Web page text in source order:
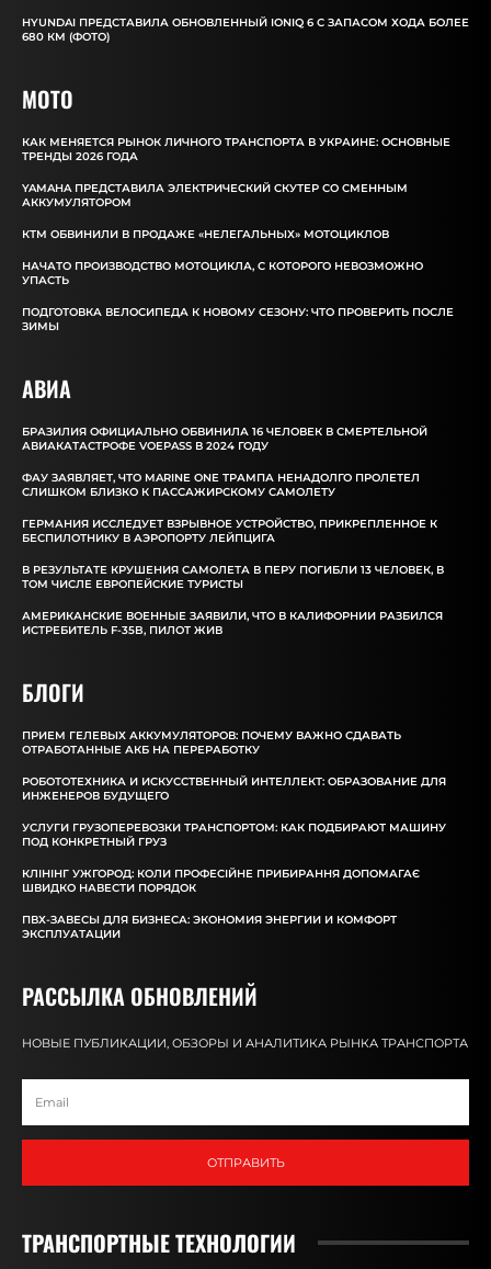
HYUNDAI ПРЕДСТАВИЛА ОБНОВЛЕННЫЙ IONIQ 6 С ЗАПАСОМ ХОДА БОЛЕЕ
680 КМ (ФОТО)
MOTO
КАК МЕНЯЕТСЯ РЫНОК ЛИЧНОГО ТРАНСПОРТА В УКРАИНЕ: ОСНОВНЫЕ
ТРЕНДЫ 2026 ГОДА
YAMAHA ПРЕДСТАВИЛА ЭЛЕКТРИЧЕСКИЙ СКУТЕР СО СМЕННЫМ
АККУМУЛЯТОРОМ
КТМ ОБВИНИЛИ В ПРОДАЖЕ «НЕЛЕГАЛЬНЫХ» МОТОЦИКЛОВ
НАЧАТО ПРОИЗВОДСТВО МОТОЦИКЛА, С КОТОРОГО НЕВОЗМОЖНО
УПАСТЬ
ПОДГОТОВКА ВЕЛОСИПЕДА К НОВОМУ СЕЗОНУ: ЧТО ПРОВЕРИТЬ ПОСЛЕ
ЗИМЫ
АВИА
БРАЗИЛИЯ ОФИЦИАЛЬНО ОБВИНИЛА 16 ЧЕЛОВЕК В СМЕРТЕЛЬНОЙ
АВИАКАТАСТРОФЕ VOEPASS В 2024 ГОДУ
ФАУ ЗАЯВЛЯЕТ, ЧТО MARINE ONE ТРАМПА НЕНАДОЛГО ПРОЛЕТЕЛ
СЛИШКОМ БЛИЗКО К ПАССАЖИРСКОМУ САМОЛЕТУ
ГЕРМАНИЯ ИССЛЕДУЕТ ВЗРЫВНОЕ УСТРОЙСТВО, ПРИКРЕПЛЕННОЕ К
БЕСПИЛОТНИКУ В АЭРОПОРТУ ЛЕЙПЦИГА
В РЕЗУЛЬТАТЕ КРУШЕНИЯ САМОЛЕТА В ПЕРУ ПОГИБЛИ 13 ЧЕЛОВЕК, В
ТОМ ЧИСЛЕ ЕВРОПЕЙСКИЕ ТУРИСТЫ
АМЕРИКАНСКИЕ ВОЕННЫЕ ЗАЯВИЛИ, ЧТО В КАЛИФОРНИИ РАЗБИЛСЯ
ИСТРЕБИТЕЛЬ F-35B, ПИЛОТ ЖИВ
БЛОГИ
ПРИЕМ ГЕЛЕВЫХ АККУМУЛЯТОРОВ: ПОЧЕМУ ВАЖНО СДАВАТЬ
ОТРАБОТАННЫЕ АКБ НА ПЕРЕРАБОТКУ
РОБОТОТЕХНИКА И ИСКУССТВЕННЫЙ ИНТЕЛЛЕКТ: ОБРАЗОВАНИЕ ДЛЯ
ИНЖЕНЕРОВ БУДУЩЕГО
УСЛУГИ ГРУЗОПЕРЕВОЗКИ ТРАНСПОРТОМ: КАК ПОДБИРАЮТ МАШИНУ
ПОД КОНКРЕТНЫЙ ГРУЗ
КЛІНІНГ УЖГОРОД: КОЛИ ПРОФЕСІЙНЕ ПРИБИРАННЯ ДОПОМАГАЄ
ШВИДКО НАВЕСТИ ПОРЯДОК
ПВХ-ЗАВЕСЫ ДЛЯ БИЗНЕСА: ЭКОНОМИЯ ЭНЕРГИИ И КОМФОРТ
ЭКСПЛУАТАЦИИ
РАССЫЛКА ОБНОВЛЕНИЙ
НОВЫЕ ПУБЛИКАЦИИ, ОБЗОРЫ И АНАЛИТИКА РЫНКА ТРАНСПОРТА
ОТПРАВИТЬ
ТРАНСПОРТНЫЕ ТЕХНОЛОГИИ